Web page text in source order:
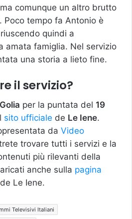
comunque un altro brutto
Poco tempo fa Antonio è
quindi a
amata famiglia. Nel servizio
una storia a lieto fine.
il servizio?
per la puntata del 19
sito ufficiale de Le Iene.
da Video
trovare tutti i servizi e la
più rilevanti della
anche sulla pagina
de Le Iene.
Televisivi Italiani